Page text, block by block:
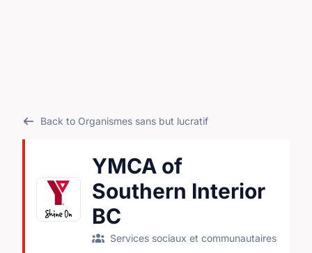
Back to Organismes sans but lucratif
YMCA of
Southern Interior
BC
Services sociaux et communautaires